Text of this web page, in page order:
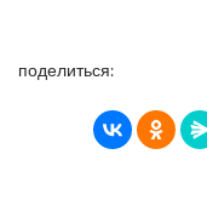
поделиться: